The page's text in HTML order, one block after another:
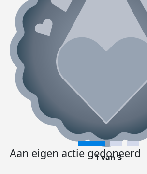
Aan eigen actie gedoneerd
1 van 3